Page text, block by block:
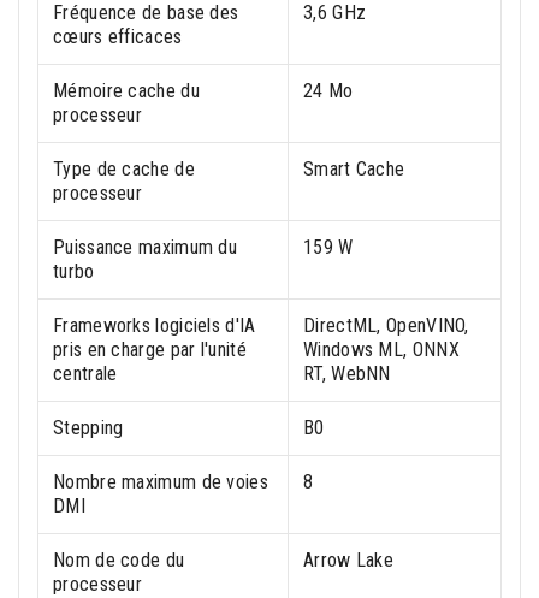
Fréquence de base des
cœurs efficaces
3,6 GHz
Mémoire cache du
processeur
24 Mo
Type de cache de
processeur
Smart Cache
Puissance maximum du
turbo
159 W
Frameworks logiciels d'IA
pris en charge par l'unité
centrale
DirectML, OpenVINO,
Windows ML, ONNX
RT, WebNN
Stepping B0
Nombre maximum de voies
DMI
8
Nom de code du
processeur
Arrow Lake